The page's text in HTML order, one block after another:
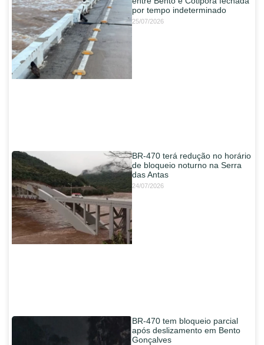
por tempo indeterminado
25/07/2026
BR-470 terá redução no horário
de bloqueio noturno na Serra
das Antas
24/07/2026
BR-470 tem bloqueio parcial
após deslizamento em Bento
Gonçalves